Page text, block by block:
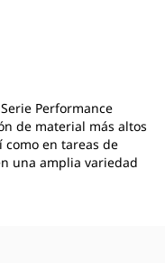
Performance
de material más altos
en tareas de
una amplia variedad